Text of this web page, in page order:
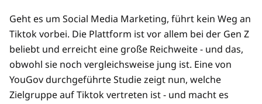
Geht es um Social Media Marketing, führt kein Weg an
Tiktok vorbei. Die Plattform ist vor allem bei der Gen Z
beliebt und erreicht eine große Reichweite - und das,
obwohl sie noch vergleichsweise jung ist. Eine von
YouGov durchgeführte Studie zeigt nun, welche
Zielgruppe auf Tiktok vertreten ist - und macht es